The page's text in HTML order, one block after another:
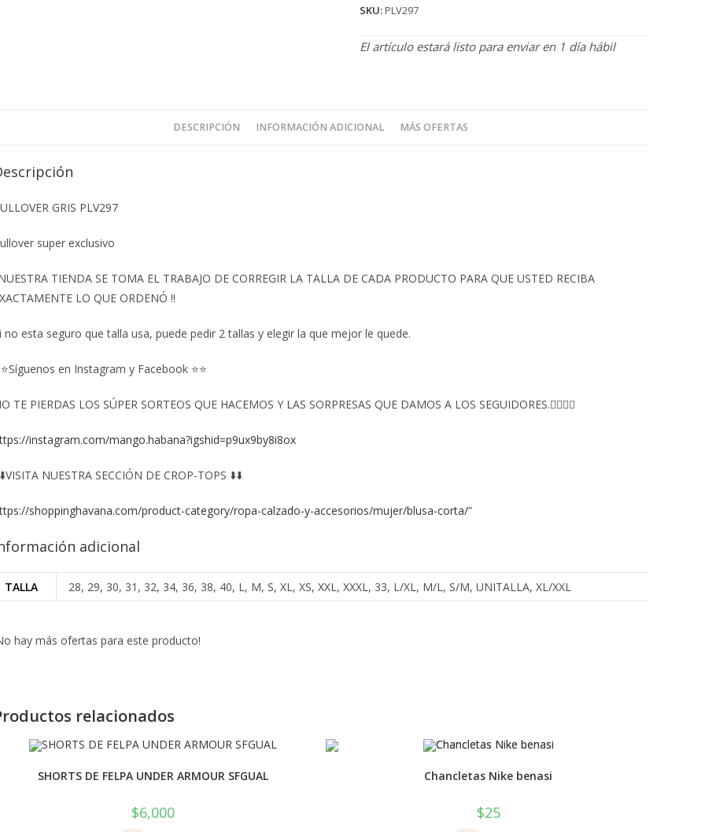
SKU:PLV297
El artículo estará listo para enviar en 1 día hábil
DESCRIPCIÓN INFORMACIÓN ADICIONAL MÁS OFERTAS
GRIS PLV297
super exclusivo
TIENDA SE TOMA EL TRABAJO DE CORREGIR LA TALLA DE CADA PRODUCTO PARA QUE USTED RECIBA
LO QUE ORDENÓ ‼️
no esta seguro que talla usa, puede pedir 2 tallas y elegir la que mejor le quede.
en Instagram y Facebook ⭐⭐
TE PIERDAS LOS SÚPER SORTEOS QUE HACEMOS Y LAS SORPRESAS QUE DAMOS A LOS SEGUIDORES.👇🏻👇🏻
instagram.com/mango.habana?igshid=p9ux9by8i8ox
NUESTRA SECCIÓN DE CROP-TOPS ⬇️⬇️
shoppinghavana.com/product-category/ropa-calzado-y-accesorios/mujer/blusa-corta/”
adicional
TALLA 28, 29, 30, 31, 32, 34, 36, 38, 40, L, M, S, XL, XS, XXL, XXXL, 33, L/XL, M/L, S/M, UNITALLA, XL/XXL
hay más ofertas para este producto!
relacionados
SHORTS DE FELPA UNDER ARMOUR SFGUAL
$6,000
Chancletas Nike benasi
$25